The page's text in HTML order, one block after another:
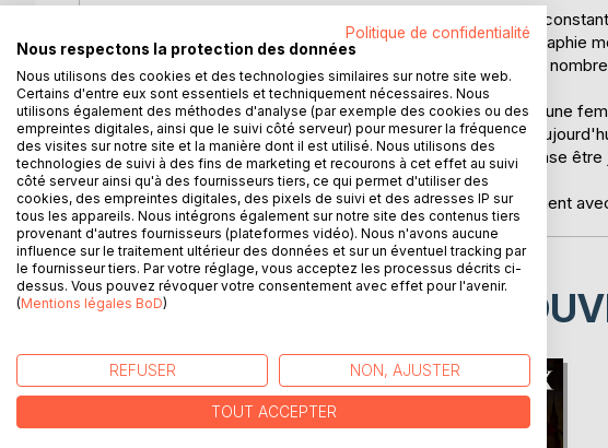
Depuis quelques siècles, l'espèce humaine est en déclin
stérile, ce qui a entraîné une baisse massive de la démographie
scientifiques s'alarmaient de l'augmentation constante du
Ella Miller est une planquée. Pendant vingt-et-un ans, la jeune
devenu. Protégée, mais privée de sa liberté. Seulement
dangers extérieurs, mais surtout, accomplir ce qu'elle pense être
Survivre dans ce monde, alors qu'elle est ce qu'ils cherchent
D’AUTRES TITRES À
Politique de confidentialité
Nous respectons la protection des données
Nous utilisons des cookies et des technologies similaires sur notre site web.
Certains d'entre eux sont essentiels et techniquement nécessaires. Nous
utilisons également des méthodes d'analyse (par exemple des cookies ou des
empreintes digitales, ainsi que le suivi côté serveur) pour mesurer la fréquence
des visites sur notre site et la manière dont il est utilisé. Nous utilisons des
technologies de suivi à des fins de marketing et recourons à cet effet au suivi
côté serveur ainsi qu'à des fournisseurs tiers, ce qui permet d'utiliser des
cookies, des empreintes digitales, des pixels de suivi et des adresses IP sur
tous les appareils. Nous intégrons également sur notre site des contenus tiers
provenant d'autres fournisseurs (plateformes vidéo). Nous n'avons aucune
influence sur le traitement ultérieur des données et sur un éventuel tracking par
le fournisseur tiers. Par votre réglage, vous acceptez les processus décrits ci-
dessus. Vous pouvez révoquer votre consentement avec effet pour l'avenir.
(Mentions légales BoD)
REFUSER NON, AJUSTER
TOUT ACCEPTER